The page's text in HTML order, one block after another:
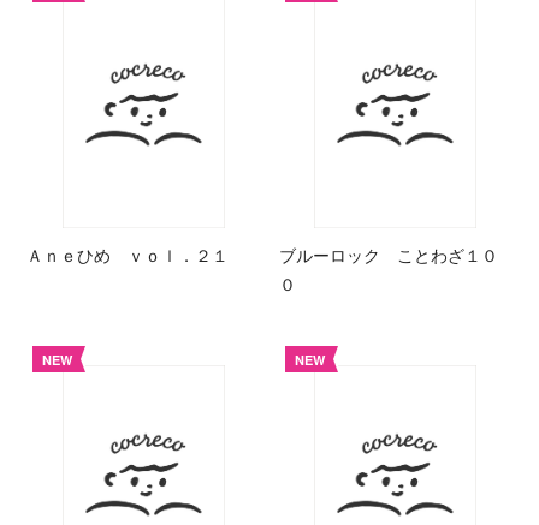
Ａｎｅひめ ｖｏｌ．２１
ブルーロック ことわざ１０
０
NEW NEW